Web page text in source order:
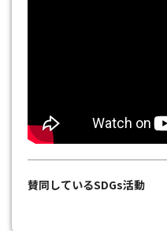
賛同しているSDGs活動